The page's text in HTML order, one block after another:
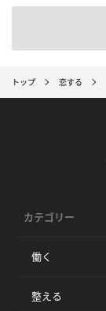
トップ 恋する
カテゴリー
働く
整える